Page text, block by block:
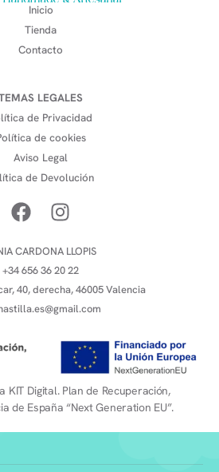
Inicio
Tienda
Contacto
LEGALES
de Privacidad
de cookies
Aviso Legal
de Devolución
CARDONA LLOPIS
+34 656 36 20 22
40, derecha, 46005 Valencia
KIT Digital. Plan de Recuperación,
de España “Next Generation EU”.